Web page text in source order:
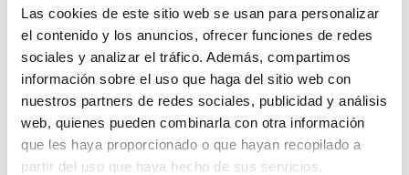
Las cookies de este sitio web se usan para personalizar
el contenido y los anuncios, ofrecer funciones de redes
sociales y analizar el tráfico. Además, compartimos
información sobre el uso que haga del sitio web con
nuestros partners de redes sociales, publicidad y análisis
web, quienes pueden combinarla con otra información
que les haya proporcionado o que hayan recopilado a
partir del uso que haya hecho de sus servicios.